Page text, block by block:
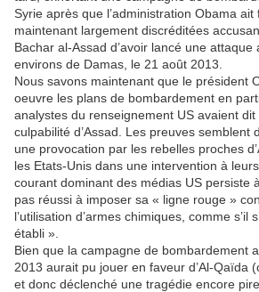
Syrie après que l’administration Obama
maintenant largement discréditées
Bachar al-Assad d’avoir lancé une
environs de Damas, le 21 août 2013.
Nous savons maintenant que le président
oeuvre les plans de bombardement en
analystes du renseignement US avaient dit
culpabilité d’Assad. Les preuves semblent
une provocation par les rebelles proches
les Etats-Unis dans une intervention à
courant dominant des médias US persiste
pas réussi à imposer sa « ligne rouge »
l’utilisation d’armes chimiques, comme s’il
établi ».
Bien que la campagne de bombardement
2013 aurait pu jouer en faveur d’Al-Qaïda
et donc déclenché une tragédie encore